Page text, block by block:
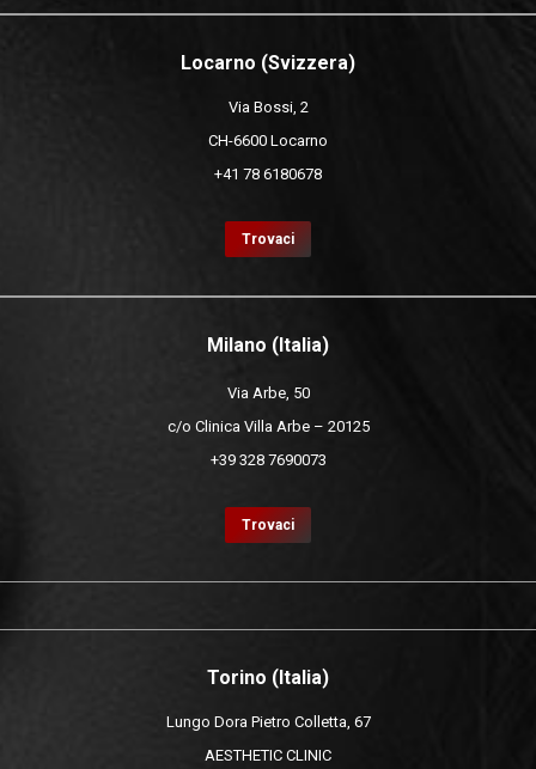
Locarno (Svizzera)
Via Bossi, 2
CH-6600 Locarno
+41 78 6180678
Trovaci
Milano (Italia)
Via Arbe, 50
c/o Clinica Villa Arbe – 20125
+39 328 7690073
Trovaci
Torino (Italia)
Lungo Dora Pietro Colletta, 67
AESTHETIC CLINIC